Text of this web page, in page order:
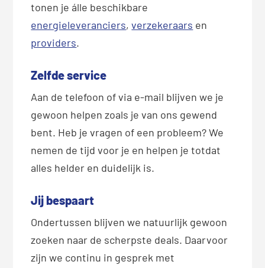
tonen je álle beschikbare
energieleveranciers,verzekeraars en
providers.
Zelfde service
Aan de telefoon of via e-mail blijven we je
gewoon helpen zoals je van ons gewend
bent. Heb je vragen of een probleem? We
nemen de tijd voor je en helpen je totdat
alles helder en duidelijk is.
Jij bespaart
Ondertussen blijven we natuurlijk gewoon
zoeken naar de scherpste deals. Daarvoor
zijn we continu in gesprek met